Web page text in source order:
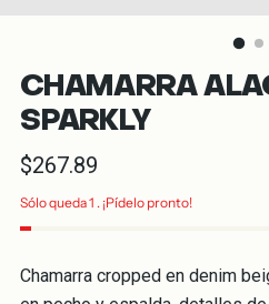
CHAMARRA
SPARKLY
Precio
normal
$267.89
Sólo queda 1 . ¡Pídelo pronto!
Chamarra cropped en denim